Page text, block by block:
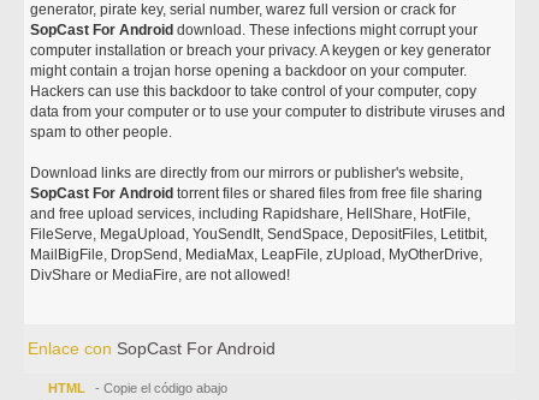
generator, pirate key, serial number, warez full version or crack for
SopCast For Android download. These infections might corrupt your
computer installation or breach your privacy. A keygen or key generator
might contain a trojan horse opening a backdoor on your computer.
Hackers can use this backdoor to take control of your computer, copy
data from your computer or to use your computer to distribute viruses and
spam to other people.
Download links are directly from our mirrors or publisher's website,
SopCast For Android torrent files or shared files from free file sharing
and free upload services, including Rapidshare, HellShare, HotFile,
FileServe, MegaUpload, YouSendIt, SendSpace, DepositFiles, Letitbit,
MailBigFile, DropSend, MediaMax, LeapFile, zUpload, MyOtherDrive,
DivShare or MediaFire, are not allowed!
Enlace con SopCast For Android
HTML - Copie el código abajo